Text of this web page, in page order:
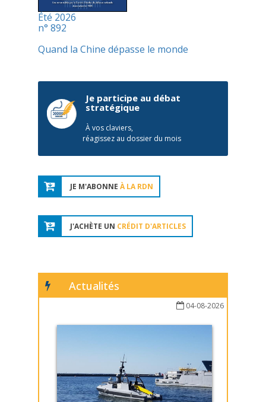
Été 2026
n° 892
Quand la Chine dépasse le monde
Je participe au débat
stratégique
À vos claviers,
réagissez au dossier du mois
JE M'ABONNE À LA RDN
J'ACHÈTE UN CRÉDIT D'ARTICLES
Actualités
04-08-2026